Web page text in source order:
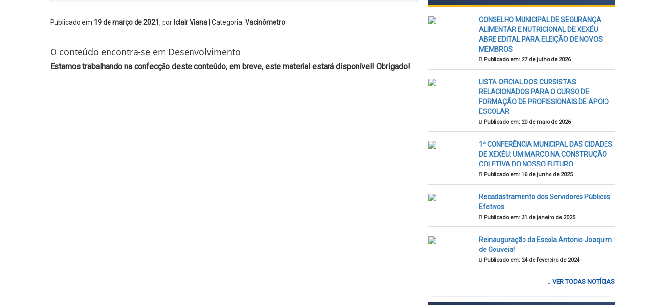
Publicado em 19 de março de 2021 , por Iclair Viana | Categoria: Vacinômetro
O conteúdo encontra-se em Desenvolvimento
Estamos trabalhando na confecção deste conteúdo, em breve, este material estará disponível! Obrigado!
CONSELHO MUNICIPAL DE SEGURANÇA
ALIMENTAR E NUTRICIONAL DE XEXÉU
ABRE EDITAL PARA ELEIÇÃO DE NOVOS
MEMBROS
Publicado em: 27 de julho de 2026
LISTA OFICIAL DOS CURSISTAS
RELACIONADOS PARA O CURSO DE
FORMAÇÃO DE PROFISSIONAIS DE APOIO
ESCOLAR
Publicado em: 20 de maio de 2026
1ª CONFERÊNCIA MUNICIPAL DAS CIDADES
DE XEXÉU: UM MARCO NA CONSTRUÇÃO
COLETIVA DO NOSSO FUTURO
Publicado em: 16 de junho de 2025
Recadastramento dos Servidores Públicos
Efetivos
Publicado em: 31 de janeiro de 2025
Reinauguração da Escola Antonio Joaquim
de Gouveia!
Publicado em: 24 de fevereiro de 2024
VER TODAS NOTÍCIAS